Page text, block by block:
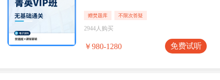
赠焚题库 不限次答疑
2944人购买
￥980-1280 免费试听